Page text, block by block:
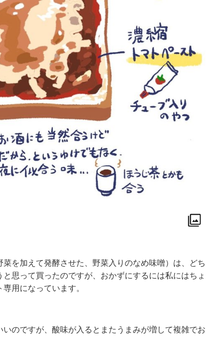
を加えて発酵させた、野菜入りのなめ味噌）は、どち
思って買ったのですが、おかずにするには私にはちょ
用になっています。
いのですが、酸味が入るとまたうまみが増して複雑でお